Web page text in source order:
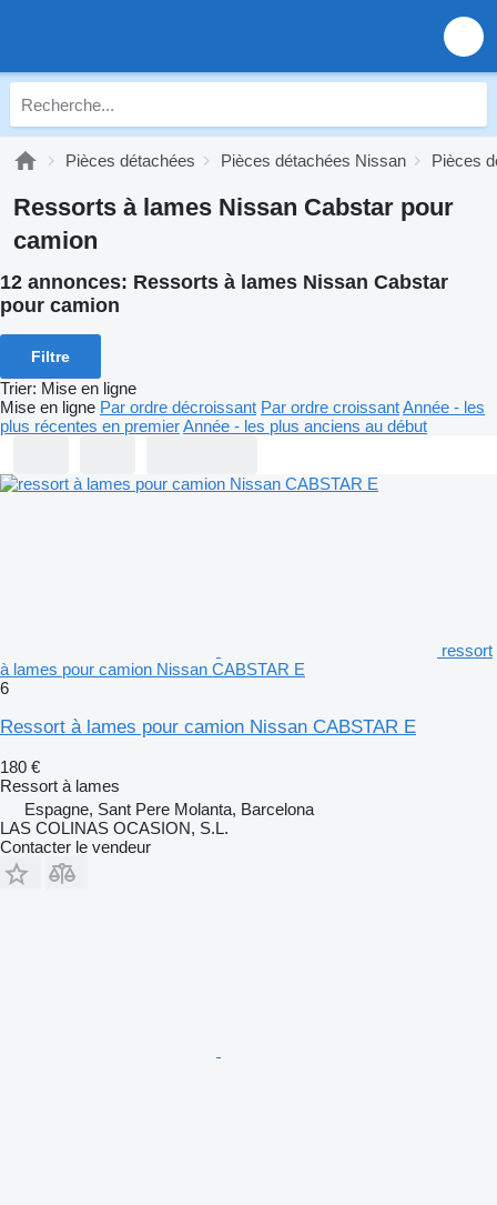
Pièces détachées Pièces détachées Nissan Pièces
Ressorts à lames Nissan Cabstar pour
camion
12 annonces: Ressorts à lames Nissan Cabstar
pour camion
Filtre
Trier: Mise en ligne
Mise en ligne Par ordre décroissant Par ordre croissantAnnée - les
plus récentes en premierAnnée - les plus anciens au début
ressort
à lames pour camion Nissan CABSTAR E
6
Ressort à lames pour camion Nissan CABSTAR E
180 €
Ressort à lames
Espagne, Sant Pere Molanta, Barcelona
LAS COLINAS OCASION, S.L.
Contacter le vendeur